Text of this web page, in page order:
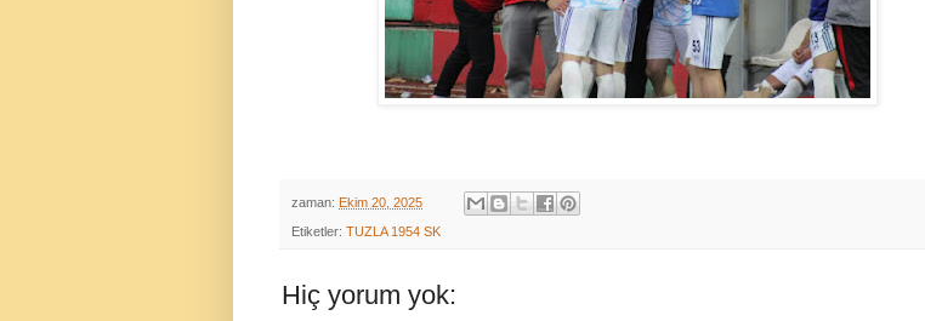
zaman: Ekim 20, 2025
Etiketler: TUZLA 1954 SK
Hiç yorum yok: